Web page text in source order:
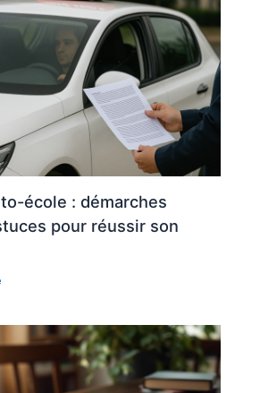
école : démarches
pour réussir son